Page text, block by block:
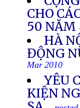
CHO
50 NĂM
HÀ
ĐỘNG
Mar 2010
YÊU
KIỆN